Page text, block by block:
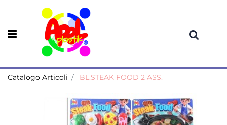
Open menu
Catalogo Articoli BL.STEAK FOOD 2 ASS.